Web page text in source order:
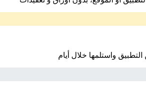
واستلمها خلال أيام